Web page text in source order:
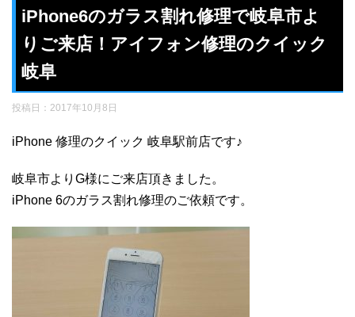
iPhone6のガラス割れ修理で岐阜市よ
りご来店！アイフォン修理のクイック
岐阜
投稿日： 2017年10月8日
iPhone 修理のクイック 岐阜駅前店です♪
岐阜市よりG様にご来店頂きました。
iPhone 6のガラス割れ修理のご依頼です。